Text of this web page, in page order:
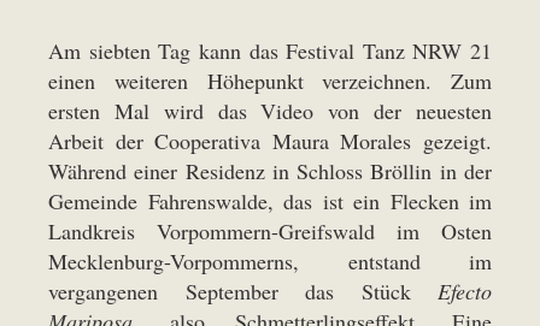
Am siebten Tag kann das Festival Tanz NRW 21
einen weiteren Höhepunkt verzeichnen. Zum
ersten Mal wird das Video von der neuesten
Arbeit der Cooperativa Maura Morales gezeigt.
Während einer Residenz in Schloss Bröllin in der
Gemeinde Fahrenswalde, das ist ein Flecken im
Landkreis Vorpommern-Greifswald im Osten
Mecklenburg-Vorpommerns, entstand im
vergangenen September das Stück Efecto